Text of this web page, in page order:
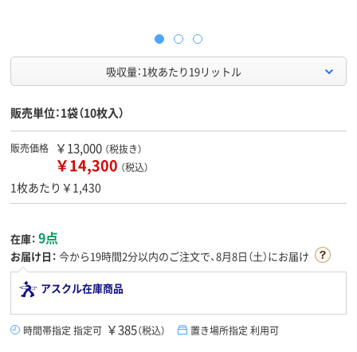
吸収量：1枚あたり19リットル
販売単位：1袋（10枚入）
販売価格 ￥13,000 （税抜き）
￥14,300 （税込）
1枚あたり￥1,430
在庫： 9点
お届け日： 今から19時間2分以内のご注文で、8月8日（土）にお届け
アスクル在庫商品
時間帯指定 指定可 ￥385（税込） 置き場所指定 利用可